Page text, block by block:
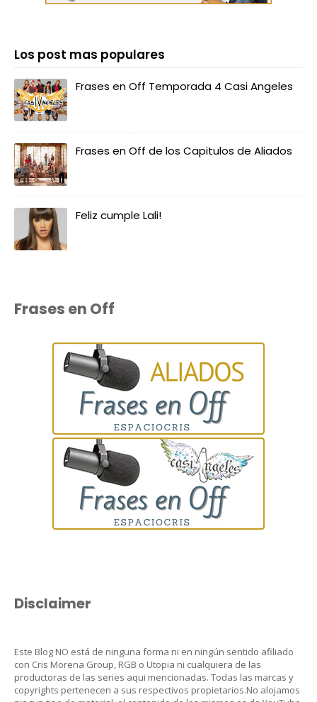
Los post mas populares
Frases en Off Temporada 4 Casi Angeles
Frases en Off de los Capitulos de Aliados
Feliz cumple Lali!
Frases en Off
Disclaimer
Este Blog NO está de ninguna forma ni en ningún sentido afiliado
con Cris Morena Group, RGB o Utopia ni cualquiera de las
productoras de las series aqui mencionadas. Todas las marcas y
copyrights pertenecen a sus respectivos propietarios.No alojamos